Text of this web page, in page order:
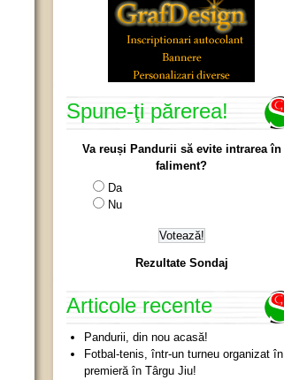
Spune-ţi părerea!
Va reuși Pandurii să evite intrarea în
faliment?
Da
Nu
Rezultate Sondaj
Articole recente
Pandurii, din nou acasă!
Fotbal-tenis, într-un turneu organizat în
premieră în Târgu Jiu!